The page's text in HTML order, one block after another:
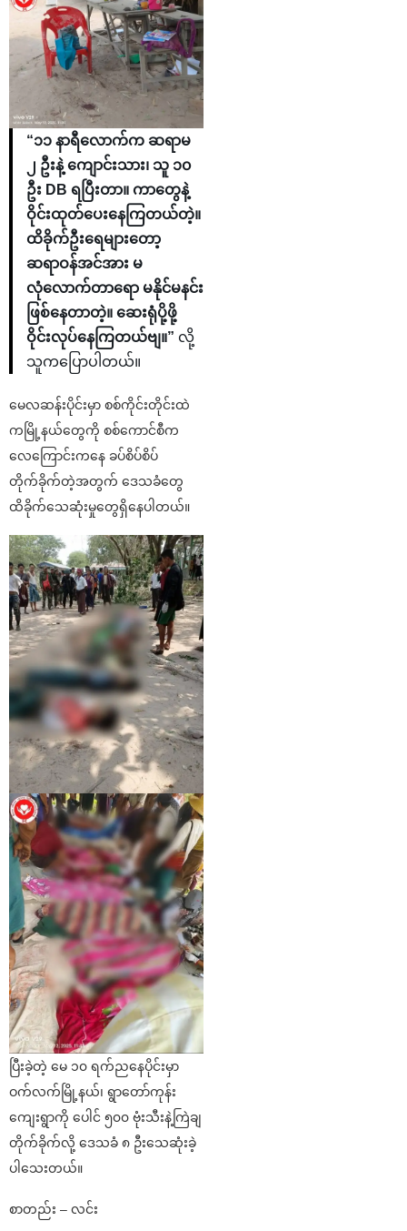
“၁၁ နာရီလောက်က ဆရာမ
၂ ဦးနဲ့ ကျောင်းသား၊ သူ ၁၀
ဦး DB ရပြီးတာ။ ကာတွေနဲ့
ဝိုင်းထုတ်ပေးနေကြတယ်တဲ့။
ထိခိုက်ဦးရေများတော့
ဆရာဝန်အင်အား မ
လုံလောက်တာရော မနိုင်မနင်း
ဖြစ်နေတာတဲ့။ ဆေးရုံပို့ဖို့
ဝိုင်းလုပ်နေကြတယ်ဗျ။” လို့
သူကပြောပါတယ်။
မေလဆန်းပိုင်းမှာ စစ်ကိုင်းတိုင်းထဲ
ကမြို့နယ်တွေကို စစ်ကောင်စီက
လေကြောင်းကနေ ခပ်စိပ်စိပ်
တိုက်ခိုက်တဲ့အတွက် ဒေသခံတွေ
ထိခိုက်သေဆုံးမှုတွေရှိနေပါတယ်။
ပြီးခဲ့တဲ့ မေ ၁၀ ရက်ညနေပိုင်းမှာ
ဝက်လက်မြို့နယ်၊ ရွာတော်ကုန်း
ကျေးရွာကို ပေါင် ၅၀၀ ဗုံးသီးနဲ့ကြဲချ
တိုက်ခိုက်လို့ ဒေသခံ ၈ ဦးသေဆုံးခဲ့
ပါသေးတယ်။
စာတည်း – လင်း